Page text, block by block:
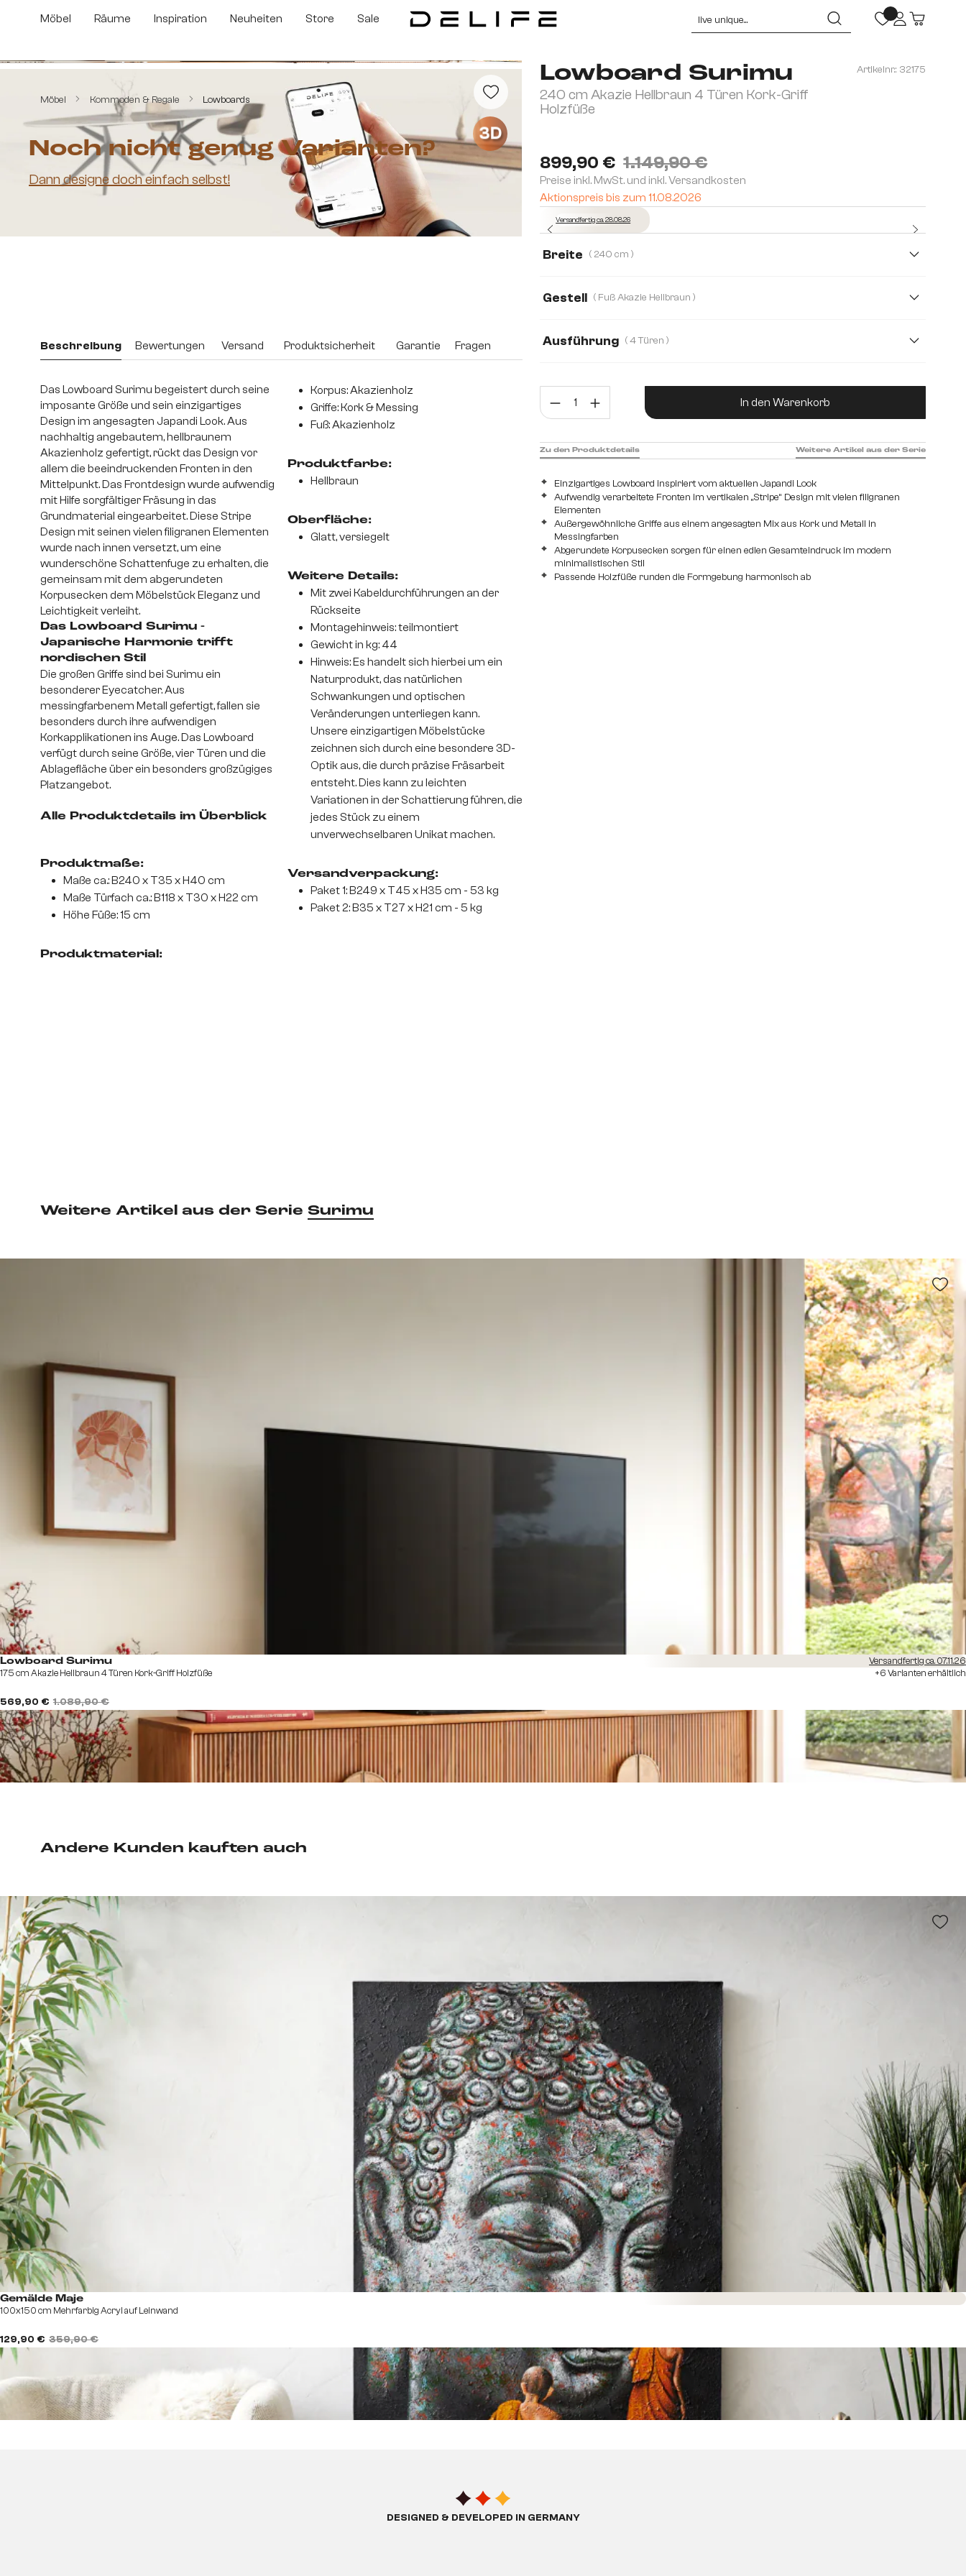
Hauptinhalt springen
Zur Suche springen
Zur Hauptnavigation springen
Möbel Räume Inspiration Neuheiten Store Sale
Möbel Kommoden & Regale Lowboards
Lowboard Surimu
240 cm Akazie Hellbraun 4 Türen Kork-Griff
Holzfüße
Artikelnr.: 32175
899,90 € 1.149,90 €
Preise inkl. MwSt. und inkl. Versandkosten
Aktionspreis bis zum 11.08.2026
Versandfertig ca. 28.08.26
Breite ( 240 cm )
Gestell ( Fuß Akazie Hellbraun )
Ausführung ( 4 Türen )
Produkt Anzahl: Gib den gewünschten Wert
In den Warenkorb
Einzigartiges Lowboard inspiriert vom aktuellen Japandi Look
Aufwendig verarbeitete Fronten im vertikalen „Stripe“ Design mit vielen filigranen
Elementen
Außergewöhnliche Griffe aus einem angesagten Mix aus Kork und Metall in
Messingfarben
Abgerundete Korpusecken sorgen für einen edlen Gesamteindruck im modern
minimalistischen Stil
Passende Holzfüße runden die Formgebung harmonisch ab
Zu den Produktdetails Weitere Artikel aus der Serie
Bildergalerie überspringen
3D
Noch nicht genug Varianten?
Dann designe doch einfach selbst!
Beschreibung Bewertungen Versand Produktsicherheit Garantie Fragen
Das Lowboard Surimu begeistert durch seine
imposante Größe und sein einzigartiges
Design im angesagten Japandi Look. Aus
nachhaltig angebautem, hellbraunem
Akazienholz gefertigt, rückt das Design vor
allem die beeindruckenden Fronten in den
Mittelpunkt. Das Frontdesign wurde aufwendig
mit Hilfe sorgfältiger Fräsung in das
Grundmaterial eingearbeitet. Diese Stripe
Design mit seinen vielen filigranen Elementen
wurde nach innen versetzt, um eine
wunderschöne Schattenfuge zu erhalten, die
gemeinsam mit dem abgerundeten
Korpusecken dem Möbelstück Eleganz und
Leichtigkeit verleiht.
Das Lowboard Surimu -
Japanische Harmonie trifft
nordischen Stil
Die großen Griffe sind bei Surimu ein
besonderer Eyecatcher. Aus
messingfarbenem Metall gefertigt, fallen sie
besonders durch ihre aufwendigen
Korkapplikationen ins Auge. Das Lowboard
verfügt durch seine Größe, vier Türen und die
Ablagefläche über ein besonders großzügiges
Platzangebot.
Alle Produktdetails im Überblick
Produktmaße:
Maße ca.: B240 x T35 x H40 cm
Maße Türfach ca.: B118 x T30 x H22 cm
Höhe Füße: 15 cm
Produktmaterial:
Korpus: Akazienholz
Griffe: Kork & Messing
Fuß: Akazienholz
Produktfarbe:
Hellbraun
Oberfläche:
Glatt, versiegelt
Weitere Details:
Mit zwei Kabeldurchführungen an der
Rückseite
Montagehinweis: teilmontiert
Gewicht in kg: 44
Hinweis: Es handelt sich hierbei um ein
Naturprodukt, das natürlichen
Schwankungen und optischen
Veränderungen unterliegen kann.
Unsere einzigartigen Möbelstücke
zeichnen sich durch eine besondere 3D-
Optik aus, die durch präzise Fräsarbeit
entsteht. Dies kann zu leichten
Variationen in der Schattierung führen, die
jedes Stück zu einem
unverwechselbaren Unikat machen.
Versandverpackung:
Paket 1: B249 x T45 x H35 cm - 53 kg
Paket 2: B35 x T27 x H21 cm - 5 kg
Andere Kunden kauften auch
Gemälde Maje
100x150 cm Mehrfarbig Acryl auf Leinwand
129,90 € 359,90 €
Sofort versandfertig
Weitere Artikel aus der Serie Surimu
Lowboard Surimu
175 cm Akazie Hellbraun 4 Türen Kork-Griff Holzfüße
569,90 € 1.089,90 €
Versandfertig ca. 07.11.26
+6 Varianten erhältlich
DESIGNED & DEVELOPED IN GERMANY